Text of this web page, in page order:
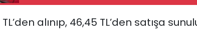
alınıp, 46,45 TL’den satışa